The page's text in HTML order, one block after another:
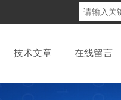
技术文章 在线留言